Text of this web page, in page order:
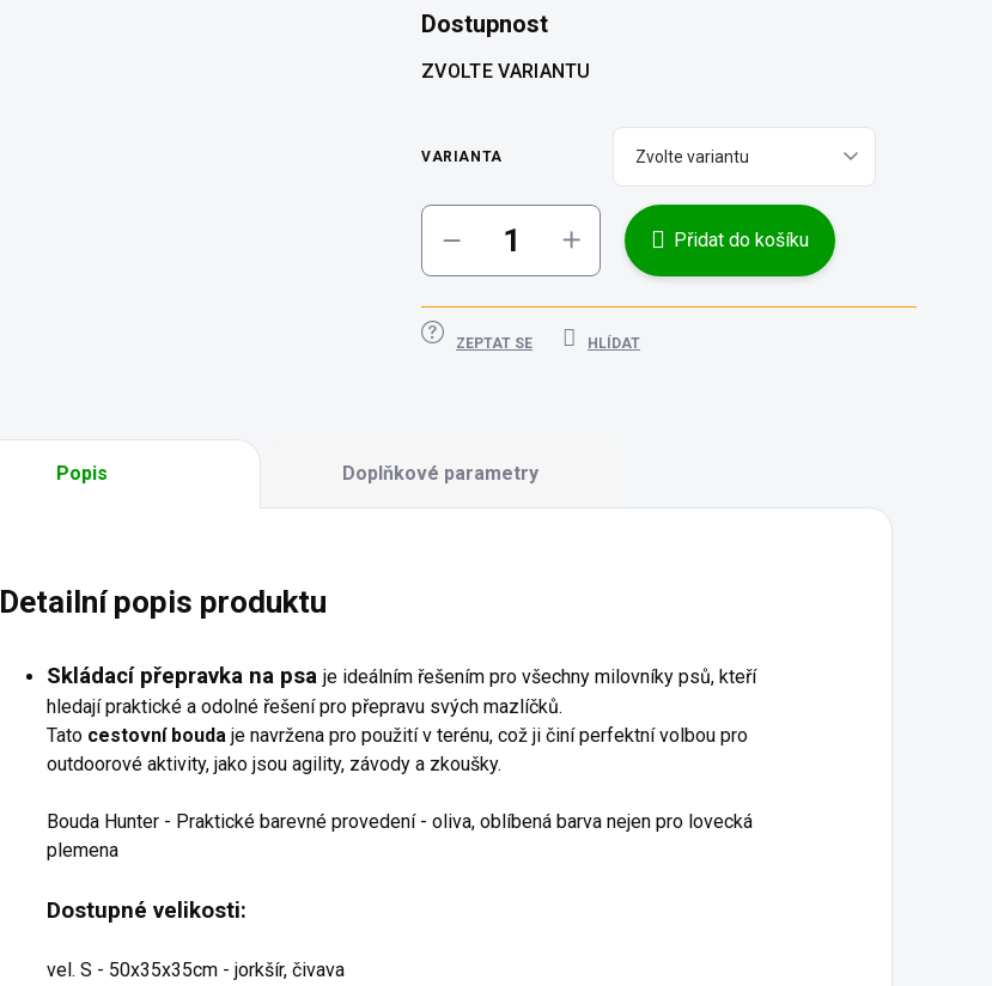
Dostupnost
ZVOLTE VARIANTU
VARIANTA
Přidat do košíku
ZEPTAT SE HLÍDAT
Popis Doplňkové parametry
Detailní popis produktu
Skládací přepravka na psa je ideálním řešením pro všechny milovníky psů, kteří
hledají praktické a odolné řešení pro přepravu svých mazlíčků.
Tato cestovní bouda je navržena pro použití v terénu, což ji činí perfektní volbou pro
outdoorové aktivity, jako jsou agility, závody a zkoušky.
Bouda Hunter - Praktické barevné provedení - oliva, oblíbená barva nejen pro lovecká
plemena
Dostupné velikosti:
vel. S - 50x35x35cm - jorkšír, čivava